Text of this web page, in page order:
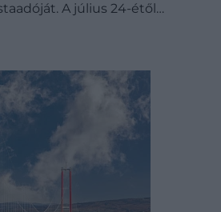
A július 24-étől…